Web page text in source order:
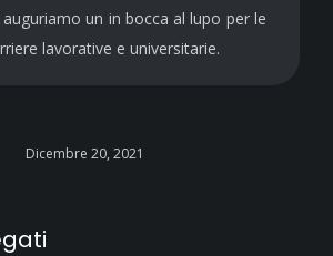
un in bocca al lupo per le
lavorative e universitarie.
Dicembre 20, 2021